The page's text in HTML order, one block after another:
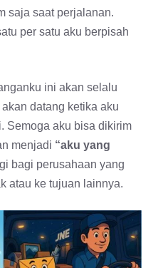
saja saat perjalanan.
per satu aku berpisah
ini akan selalu
datang ketika aku
Semoga aku bisa dikirim
menjadi “aku yang
bagi perusahaan yang
atau ke tujuan lainnya.